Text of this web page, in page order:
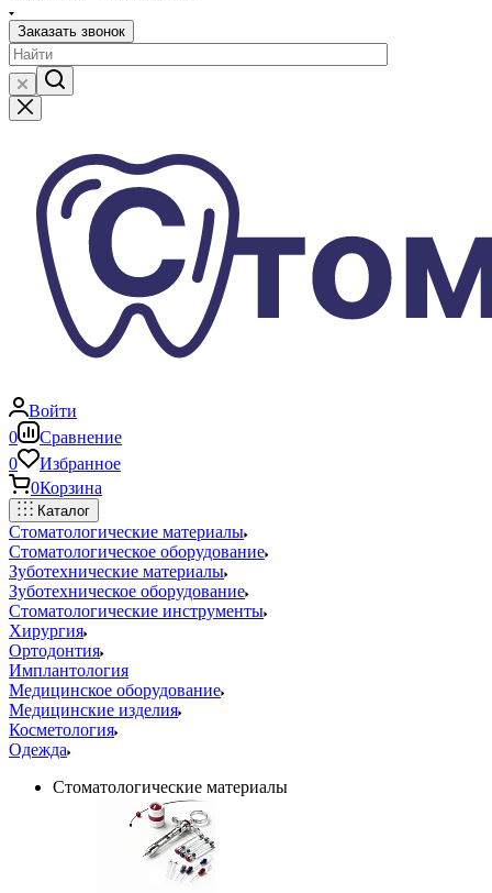
Заказать звонок
Войти
0
Сравнение
0
Избранное
0Корзина
Каталог
Стоматологические материалы
Стоматологическое оборудование
Зуботехнические материалы
Зуботехническое оборудование
Стоматологические инструменты
Хирургия
Ортодонтия
Имплантология
Медицинское оборудование
Медицинские изделия
Косметология
Одежда
Стоматологические материалы